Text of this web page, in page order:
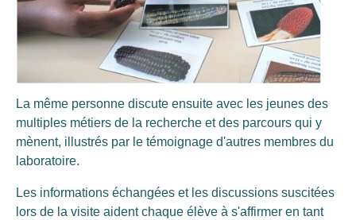
La même personne discute ensuite avec les jeunes des
multiples métiers de la recherche et des parcours qui y
mènent, illustrés par le témoignage d'autres membres du
laboratoire.
Les informations échangées et les discussions suscitées
lors de la visite aident chaque élève à s'affirmer en tant